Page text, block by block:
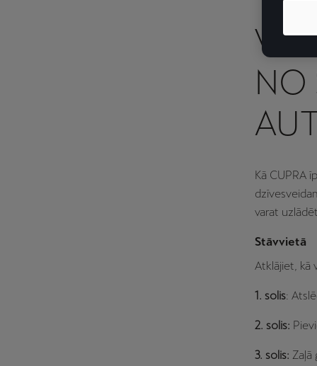
VAI
NO
Kā CUPRA
varat
Stāvvietā
Atklājiet, kā
1. solis:
2. solis:
3. solis: Zaļā